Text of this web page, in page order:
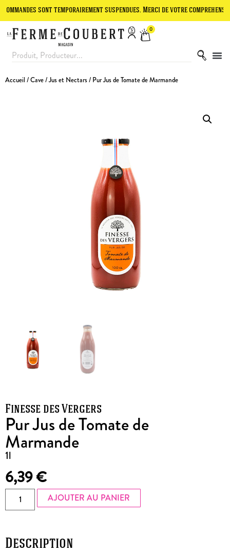
sont temporairement suspendues. Merci de votre compréhension.
0
Accueil /Cave/Jus et Nectars/ Pur Jus de Tomate de Marmande
Finesse des Vergers
Pur Jus de Tomate de
Marmande
1l
6,39€
AJOUTER AU PANIER
Description